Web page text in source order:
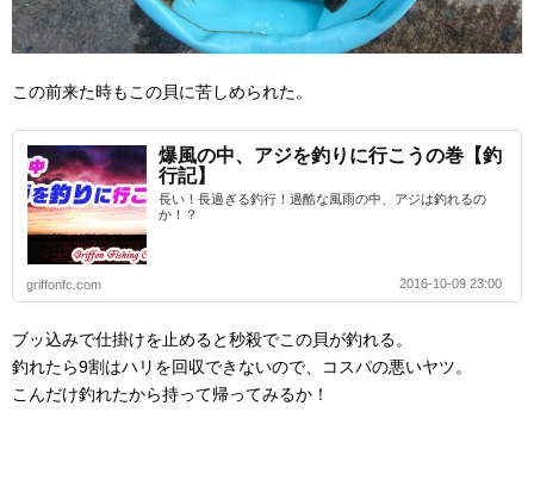
この前来た時もこの貝に苦しめられた。
爆風の中、アジを釣りに行こうの巻【釣
行記】
長い！長過ぎる釣行！過酷な風雨の中、アジは釣れるの
か！？
griffonfc.com 2016-10-09 23:00
ブッ込みで仕掛けを止めると秒殺でこの貝が釣れる。
釣れたら9割はハリを回収できないので、コスパの悪いヤツ。
こんだけ釣れたから持って帰ってみるか！